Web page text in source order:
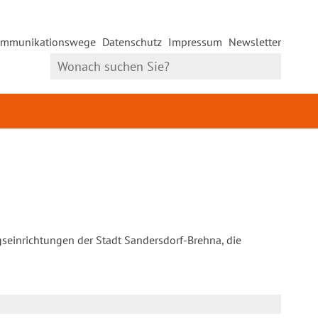
Datenschutz Impressum Newsletter
der Stadt Sandersdorf-Brehna, die